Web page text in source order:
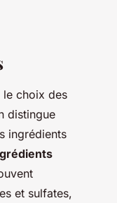
le choix des
distingue
ingrédients
et sulfates,